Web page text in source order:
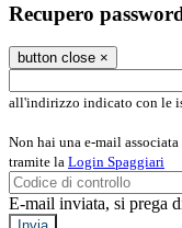
Recupero
button close ×
all'indirizzo indicato con le
Non hai una e-mail
tramite la Login Spaggiari
E-mail inviata, si prega